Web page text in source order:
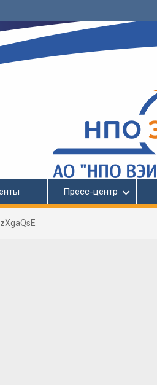
Пресс-центр